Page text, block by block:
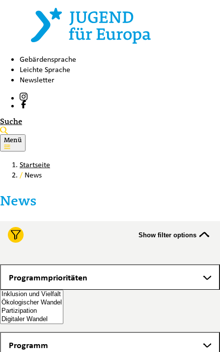
Gebärdensprache
Leichte Sprache
Newsletter
Suche
Menü
Startseite
/ News
News
Show filter options
Programmprioritäten
Programm